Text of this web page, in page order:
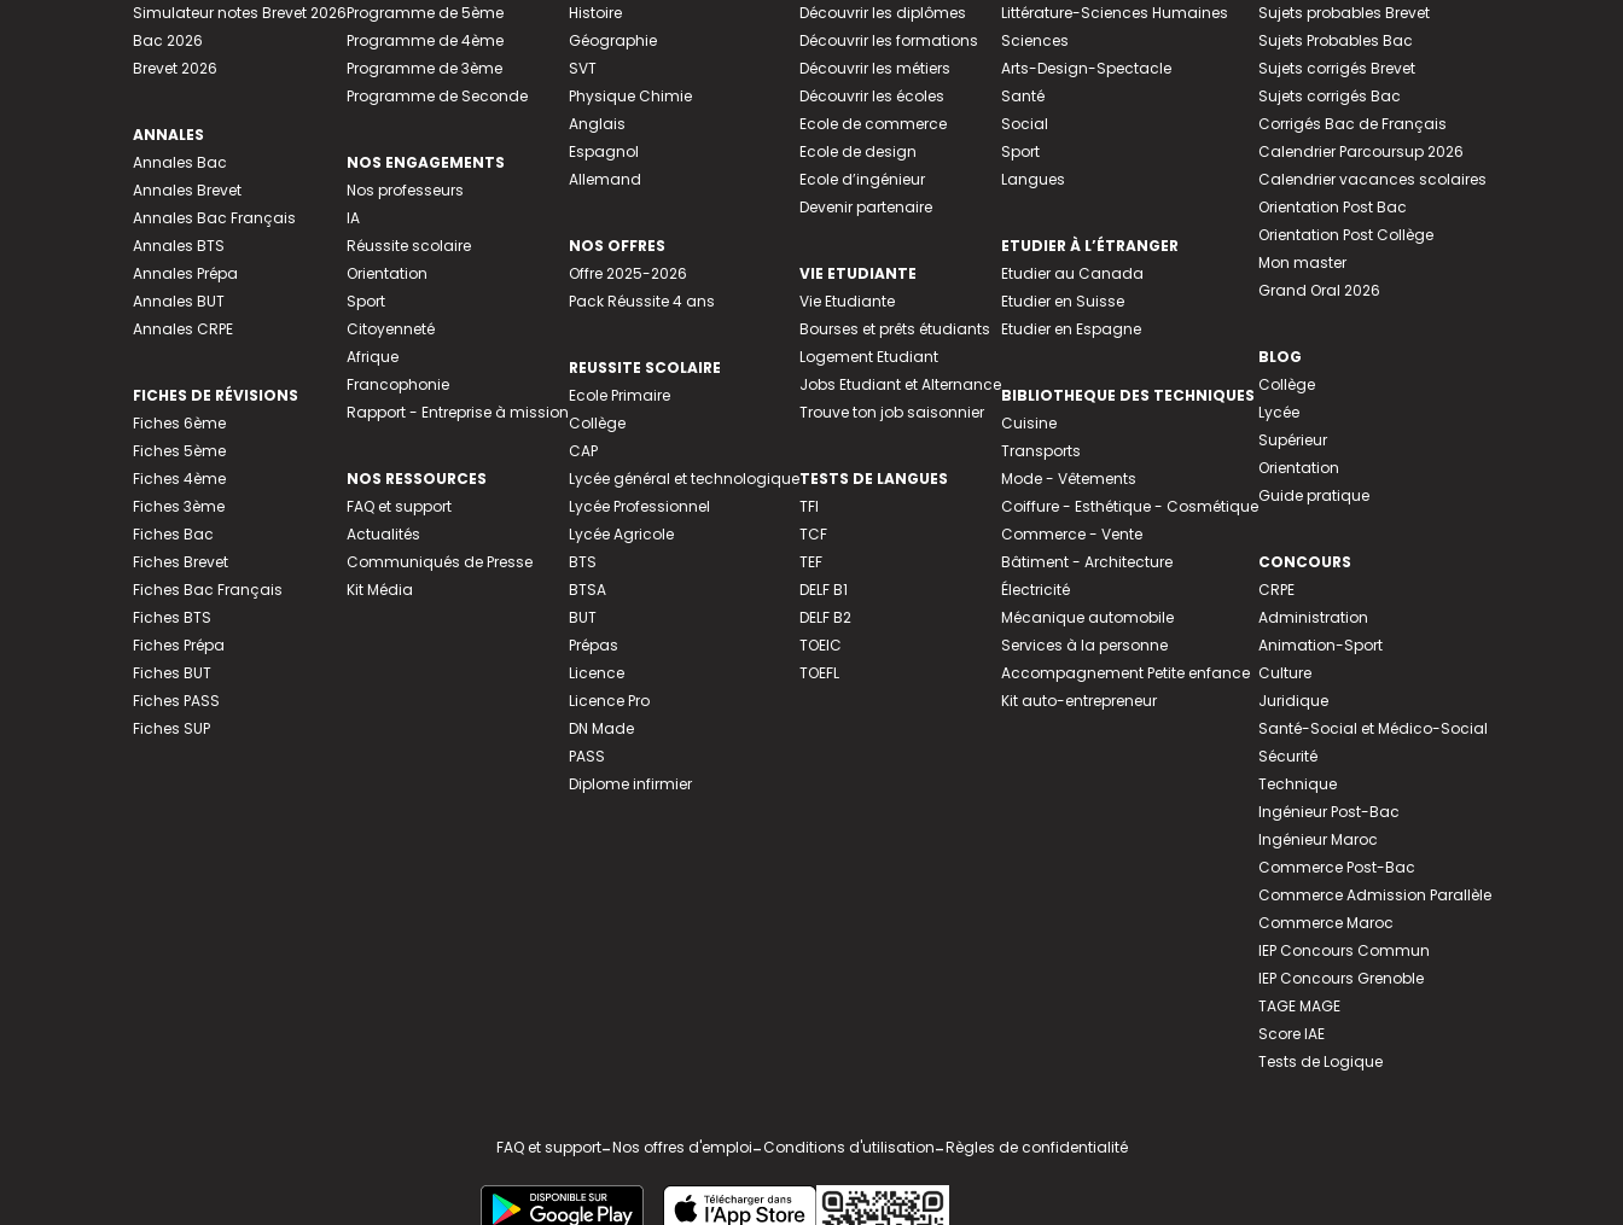
Simulateur notes Brevet 2026
Bac 2026
Brevet 2026
ANNALES
Annales Bac
Annales Brevet
Annales Bac Français
Annales BTS
Annales Prépa
Annales BUT
Annales CRPE
FICHES DE RÉVISIONS
Fiches 6ème
Fiches 5ème
Fiches 4ème
Fiches 3ème
Fiches Bac
Fiches Brevet
Fiches Bac Français
Fiches BTS
Fiches Prépa
Fiches BUT
Fiches PASS
Fiches SUP
Programme de 5ème
Programme de 4ème
Programme de 3ème
Programme de Seconde
NOS ENGAGEMENTS
Nos professeurs
IA
Réussite scolaire
Orientation
Sport
Citoyenneté
Afrique
Francophonie
Rapport - Entreprise à mission
NOS RESSOURCES
FAQ et support
Actualités
Communiqués de Presse
Kit Média
Histoire
Géographie
SVT
Physique Chimie
Anglais
Espagnol
Allemand
NOS OFFRES
Offre 2025-2026
Pack Réussite 4 ans
REUSSITE SCOLAIRE
Ecole Primaire
Collège
CAP
Lycée général et technologique
Lycée Professionnel
Lycée Agricole
BTS
BTSA
BUT
Prépas
Licence
Licence Pro
DN Made
PASS
Diplome infirmier
Découvrir les diplômes
Découvrir les formations
Découvrir les métiers
Découvrir les écoles
Ecole de commerce
Ecole de design
Ecole d’ingénieur
Devenir partenaire
VIE ETUDIANTE
Vie Etudiante
Bourses et prêts étudiants
Logement Etudiant
Jobs Etudiant et Alternance
Trouve ton job saisonnier
TESTS DE LANGUES
TFI
TCF
TEF
DELF B1
DELF B2
TOEIC
TOEFL
Littérature-Sciences Humaines
Sciences
Arts-Design-Spectacle
Santé
Social
Sport
Langues
ETUDIER À L’ÉTRANGER
Etudier au Canada
Etudier en Suisse
Etudier en Espagne
BIBLIOTHEQUE DES TECHNIQUES
Cuisine
Transports
Mode - Vêtements
Coiffure - Esthétique - Cosmétique
Commerce - Vente
Bâtiment - Architecture
Électricité
Mécanique automobile
Services à la personne
Accompagnement Petite enfance
Kit auto-entrepreneur
Sujets probables Brevet
Sujets Probables Bac
Sujets corrigés Brevet
Sujets corrigés Bac
Corrigés Bac de Français
Calendrier Parcoursup 2026
Calendrier vacances scolaires
Orientation Post Bac
Orientation Post Collège
Mon master
Grand Oral 2026
BLOG
Collège
Lycée
Supérieur
Orientation
Guide pratique
CONCOURS
CRPE
Administration
Animation-Sport
Culture
Juridique
Santé-Social et Médico-Social
Sécurité
Technique
Ingénieur Post-Bac
Ingénieur Maroc
Commerce Post-Bac
Commerce Admission Parallèle
Commerce Maroc
IEP Concours Commun
IEP Concours Grenoble
TAGE MAGE
Score IAE
Tests de Logique
FAQ et support-Nos offres d'emploi-Conditions d'utilisation-Règles de confidentialité